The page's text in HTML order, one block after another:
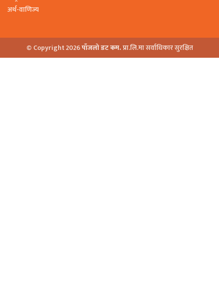
अर्थ-वाणिज्य
© Copyright 2026पाँजलो डट कम.प्रा.लि.मा सर्वाधिकार सुरक्षित